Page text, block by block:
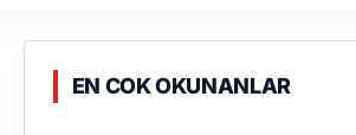
EN COK OKUNANLAR